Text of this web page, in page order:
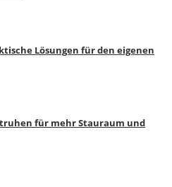
Lösungen für den eigenen
für mehr Stauraum und